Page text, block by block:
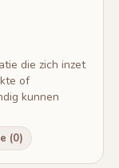
die zich inzet
of
kunnen
(0)